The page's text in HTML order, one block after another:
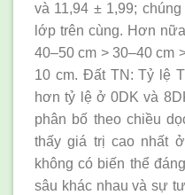
và 11,94 ± 1,99;
lớp trên cùng. Hơn
40–50 cm > 30–40 cm
10 cm. Đất TN: Tỷ lệ
hơn tỷ lệ ở 0DK và
phân bố theo chiều
thấy giá trị cao nhất
không có biến thể
sâu khác nhau và sự